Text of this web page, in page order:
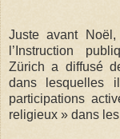
Juste avant
l’Instruction
Zürich a diffusé
dans lesquelles
participations
religieux » dans